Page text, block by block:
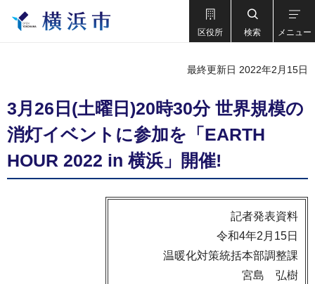
区役所 検索 メニュー
最終更新日 2022年2月15日
3月26日(土曜日)20時30分 世界規模の
消灯イベントに参加を「EARTH
HOUR 2022 in 横浜」開催!
記者発表資料
令和4年2月15日
温暖化対策統括本部調整課
宮島 弘樹